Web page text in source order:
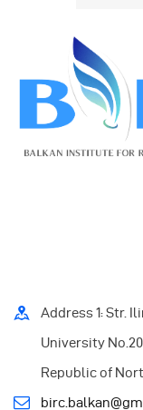
Address 1: Str.
University
Republic of